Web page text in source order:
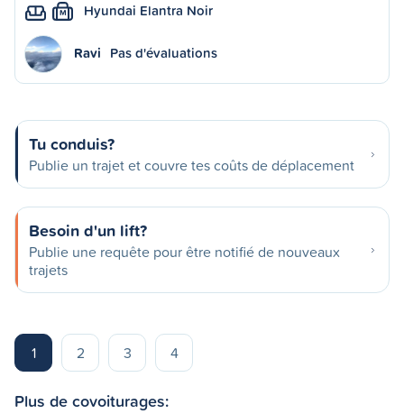
M Hyundai Elantra Noir
Ravi Pas d'évaluations
Tu conduis?
Publie un trajet et couvre tes coûts de déplacement
Besoin d'un lift?
Publie une requête pour être notifié de nouveaux
trajets
1 2 3 4
Plus de covoiturages: